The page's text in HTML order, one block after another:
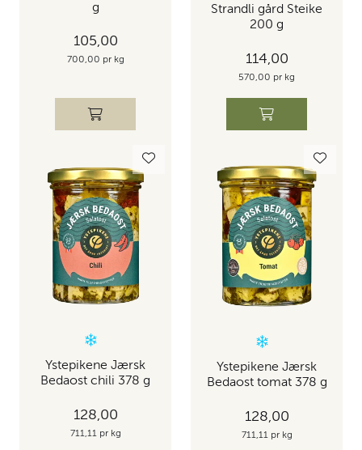
g
105,00
700,00 pr kg
Strandli gård Steike
200 g
114,00
570,00 pr kg
Ystepikene Jærsk
Bedaost chili 378 g
128,00
711,11 pr kg
Ystepikene Jærsk
Bedaost tomat 378 g
128,00
711,11 pr kg